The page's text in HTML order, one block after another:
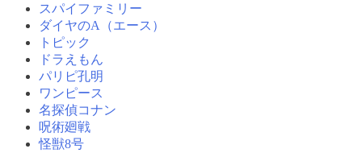
スパイファミリー
ダイヤのA（エース）
トピック
ドラえもん
パリピ孔明
ワンピース
名探偵コナン
呪術廻戦
怪獣8号